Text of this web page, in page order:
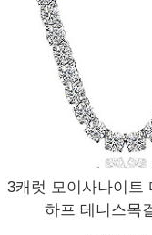
3캐럿 모이사나이트
하프 테니스목